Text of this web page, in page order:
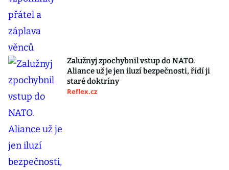
Zalužnyj zpochybnil vstup do NATO.
Aliance už je jen iluzí bezpečnosti, řídí ji
staré doktríny
Reflex.cz